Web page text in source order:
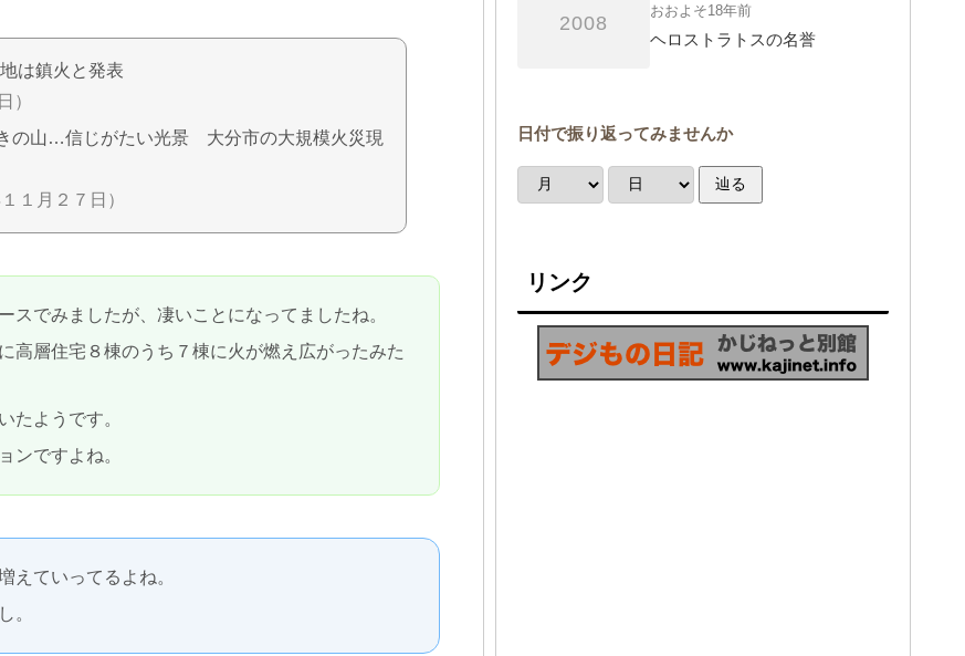
は鎮火と発表
）
山…信じがたい光景 大分市の大規模火災現
１月２７日）
スでみましたが、凄いことになってましたね。
高層住宅８棟のうち７棟に火が燃え広がったみた
たようです。
ンですよね。
えていってるよね。
。
2008
おおよそ18年前
ヘロストラトスの名誉
日付で振り返ってみませんか
辿る
リンク